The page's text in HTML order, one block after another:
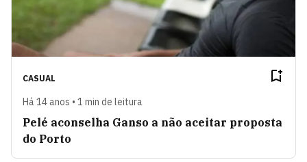
CASUAL
Há 14 anos • 1 min de leitura
Pelé aconselha Ganso a não aceitar proposta
do Porto